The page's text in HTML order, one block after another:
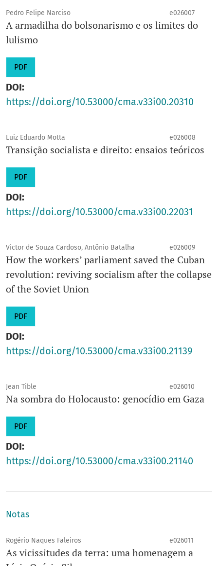
Pedro Felipe Narciso e026007
A armadilha do bolsonarismo e os limites do
lulismo
PDF
DOI:
https://doi.org/10.53000/cma.v33i00.20310
Luiz Eduardo Motta e026008
Transição socialista e direito: ensaios teóricos
PDF
DOI:
https://doi.org/10.53000/cma.v33i00.22031
Victor de Souza Cardoso, Antônio Batalha e026009
How the workers’ parliament saved the Cuban
revolution: reviving socialism after the collapse
of the Soviet Union
PDF
DOI:
https://doi.org/10.53000/cma.v33i00.21139
Jean Tible e026010
Na sombra do Holocausto: genocídio em Gaza
PDF
DOI:
https://doi.org/10.53000/cma.v33i00.21140
Notas
Rogério Naques Faleiros e026011
As vicissitudes da terra: uma homenagem a